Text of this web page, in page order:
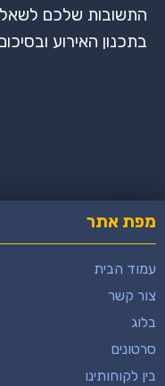
התשובות שלכם
בתכנון האירוע
מפת אתר
עמוד הבית
צור קשר
בלוג
סרטונים
בין לקוחותינו